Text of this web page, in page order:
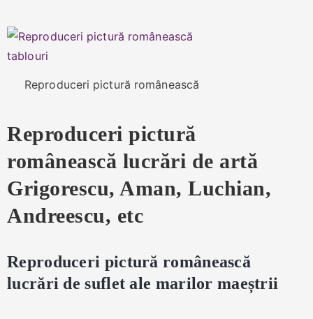
Reproduceri pictură românească
Reproduceri pictură
românească lucrări de artă
Grigorescu, Aman, Luchian,
Andreescu, etc
Reproduceri pictură românească
lucrări de suflet ale marilor maeștrii